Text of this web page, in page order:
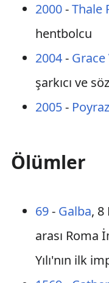
2000-Thale
hentbolcu
2004-
şarkıcı ve
2005-
Ölümler
69- Galba, 8
arası
Yılı'nın ilk